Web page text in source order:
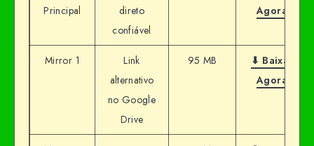
Principal
direto
confiável
Agora
Mirror 1
Link
alternativo
no Google
Drive
95 MB
⬇ Baixar
Agora